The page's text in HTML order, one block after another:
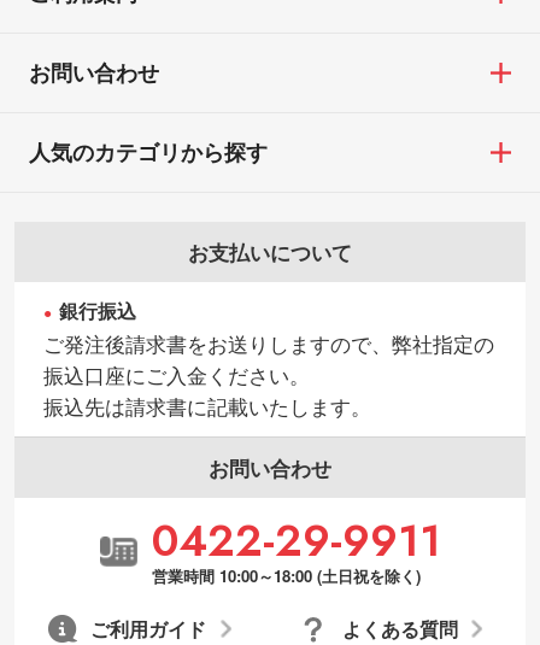
お問い合わせ
お支払いについて
銀行振込
ご発注後請求書をお送りしますので、弊社指定の
振込口座にご入金ください。
振込先は請求書に記載いたします。
お問い合わせ
0422-29-9911
営業時間 10:00～18:00 (土日祝を除く)
よくある質問
ご利用ガイド
人気のカテゴリから探す